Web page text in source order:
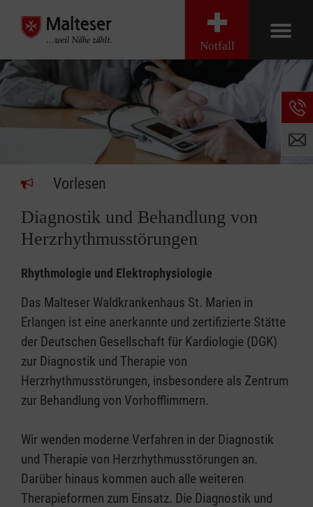
Notfall
Vorlesen
Diagnostik und Behandlung von
Herzrhythmusstörungen
Rhythmologie und Elektrophysiologie
Das Malteser Waldkrankenhaus St. Marien in
Erlangen ist eine anerkannte und zertifizierte Stätte
der Deutschen Gesellschaft für Kardiologie (DGK)
zur Diagnostik und Therapie von
Herzrhythmusstörungen, insbesondere als Zentrum
zur Behandlung von Vorhofflimmern.
Wir wenden moderne Verfahren in der Diagnostik
und Therapie von Herzrhythmusstörungen an.
Darüber hinaus kommen auch alle weiteren
Therapieformen zum Einsatz. Die Diagnostik und